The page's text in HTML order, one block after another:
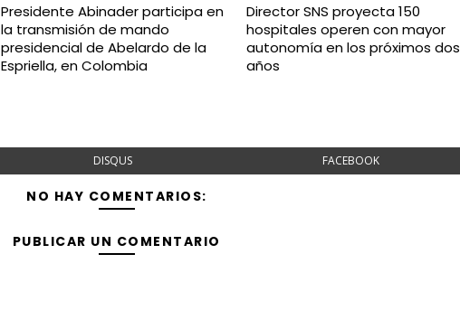
Presidente Abinader participa en
la transmisión de mando
presidencial de Abelardo de la
Espriella, en Colombia
Director SNS proyecta 150
hospitales operen con mayor
autonomía en los próximos dos
años
DISQUS FACEBOOK
NO HAY COMENTARIOS:
PUBLICAR UN COMENTARIO